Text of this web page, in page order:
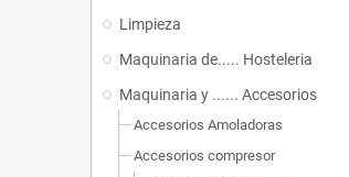
Limpieza
Maquinaria de..... Hosteleria
Maquinaria y ...... Accesorios
Accesorios Amoladoras
Accesorios compresor